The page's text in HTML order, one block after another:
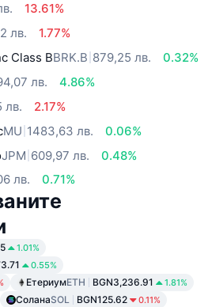
13.61%
лв.
1.77%
Class BBRK.B 879,25 лв.
0.32%
лв.
4.86%
лв.
2.17%
MU 1483,63 лв.
0.06%
JPM 609,97 лв.
0.48%
лв. 0.71%
1.01%
0.55%
ЕтериумETH BGN3,236.91 1.81%
СоланаSOL BGN125.62 0.11%